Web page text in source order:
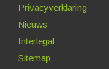
Privacyverklaring
Nieuws
Interlegal
Sitemap